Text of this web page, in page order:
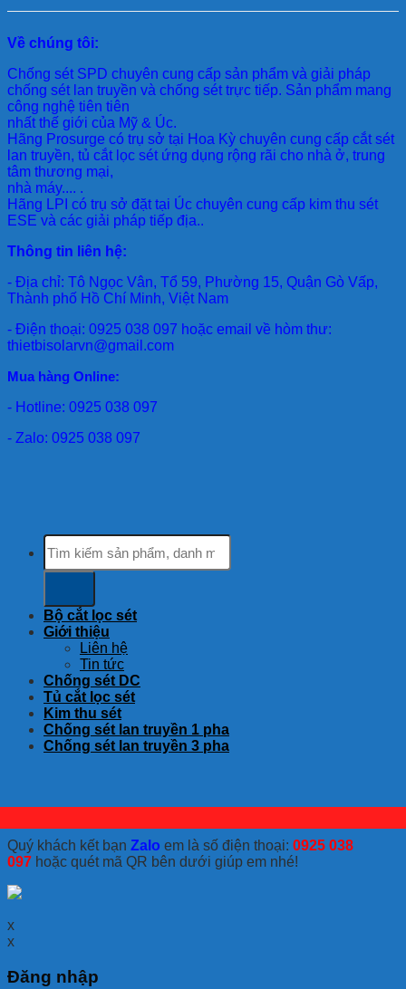
Về chúng tôi:
Chống sét SPD chuyên cung cấp sản phẩm và giải pháp
chống sét lan truyền và chống sét trực tiếp. Sản phẩm mang
công nghệ tiên tiên
nhất thế giới của Mỹ & Úc.
Hãng Prosurge có trụ sở tại Hoa Kỳ chuyên cung cấp cắt sét
lan truyền, tủ cắt lọc sét ứng dụng rộng rãi cho nhà ở, trung
tâm thương mại,
nhà máy.... .
Hãng LPI có trụ sở đặt tại Úc chuyên cung cấp kim thu sét
ESE và các giải pháp tiếp địa..
Thông tin liên hệ:
- Địa chỉ: Tô Ngọc Vân, Tổ 59, Phường 15, Quận Gò Vấp,
Thành phố Hồ Chí Minh, Việt Nam
- Điện thoại: 0925 038 097 hoặc email về hòm thư:
thietbisolarvn@gmail.com
Mua hàng Online:
- Hotline: 0925 038 097
- Zalo: 0925 038 097
Tìm
kiếm:
Bộ cắt lọc sét
Giới thiệu
Liên hệ
Tin tức
Chống sét DC
Tủ cắt lọc sét
Kim thu sét
Chống sét lan truyền 1 pha
Chống sét lan truyền 3 pha
Quý khách kết bạn Zalo em là số điện thoại: 0925 038
097 hoặc quét mã QR bên dưới giúp em nhé!
x
x
Đăng nhập